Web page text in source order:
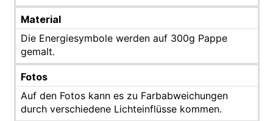
Material
Die Energiesymbole werden auf 300g Pappe
gemalt.
Fotos
Auf den Fotos kann es zu Farbabweichungen
durch verschiedene Lichteinflüsse kommen.